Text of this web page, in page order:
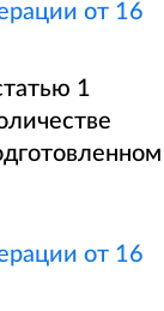
от 16
1
от 16